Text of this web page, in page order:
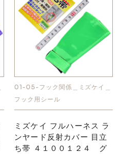
01-05-フック関係＿ミズケイ＿
フック用シール
ミズケイ フルハーネス ラ
ンヤード反射カバー 目立
ち帯 ４１００１２４ グ